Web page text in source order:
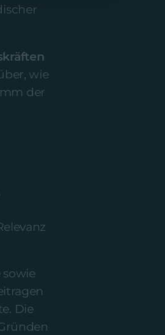
wie
der
Die